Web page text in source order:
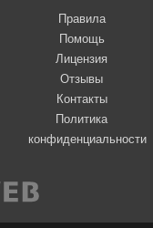
Правила
Помощь
Лицензия
Отзывы
Контакты
Политика
конфиденциальности